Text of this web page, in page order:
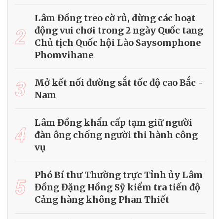
2
Lâm Đồng treo cờ rủ, dừng các hoạt
động vui chơi trong 2 ngày Quốc tang
Chủ tịch Quốc hội Lào Saysomphone
Phomvihane
3
Mở kết nối đường sắt tốc độ cao Bắc -
Nam
4
Lâm Đồng khẩn cấp tạm giữ người
đàn ông chống người thi hành công
vụ
5
Phó Bí thư Thường trực Tỉnh ủy Lâm
Đồng Đặng Hồng Sỹ kiểm tra tiến độ
Cảng hàng không Phan Thiết